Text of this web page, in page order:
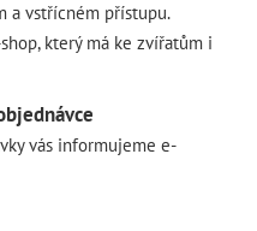
a vstřícném přístupu.
který má ke zvířatům i
vás informujeme e-